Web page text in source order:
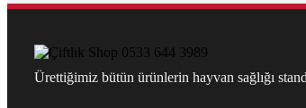
Ürettiğimiz bütün ürünlerin hayvan sağlığı